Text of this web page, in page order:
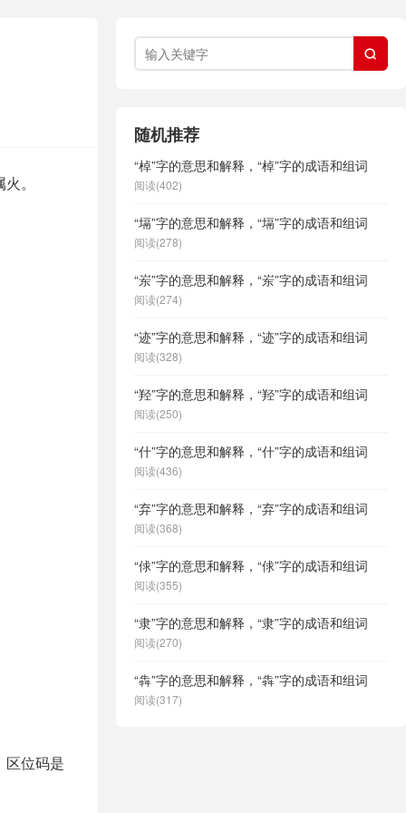
。
区位码是

随机推荐
“棹”字的意思和解释，“棹”字的成语和组词
阅读(402)
“塥”字的意思和解释，“塥”字的成语和组词
阅读(278)
“岽”字的意思和解释，“岽”字的成语和组词
阅读(274)
“迹”字的意思和解释，“迹”字的成语和组词
阅读(328)
“羟”字的意思和解释，“羟”字的成语和组词
阅读(250)
“什”字的意思和解释，“什”字的成语和组词
阅读(436)
“弃”字的意思和解释，“弃”字的成语和组词
阅读(368)
“俅”字的意思和解释，“俅”字的成语和组词
阅读(355)
“隶”字的意思和解释，“隶”字的成语和组词
阅读(270)
“犇”字的意思和解释，“犇”字的成语和组词
阅读(317)